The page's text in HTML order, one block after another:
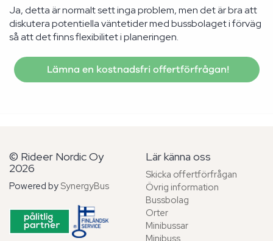
Ja, detta är normalt sett inga problem, men det är bra att
diskutera potentiella väntetider med bussbolaget i förväg
så att det finns flexibilitet i planeringen.
Lämna en kostnadsfri offertförfrågan!
© Rideer Nordic Oy
2026
Powered by SynergyBus
Lär känna oss
Skicka offertförfrågan
Övrig information
Bussbolag
Orter
Minibussar